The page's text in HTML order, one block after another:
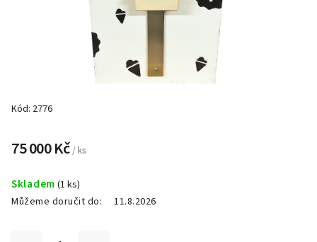
Kód: 2776
75 000 Kč/ ks
Skladem (1 ks)
Můžeme doručit do:
11.8.2026